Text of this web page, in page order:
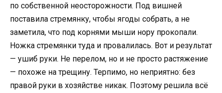
по собственной неосторожности. Под вишней
поставила стремянку, чтобы ягоды собрать, а не
заметила, что под корнями мыши нору прокопали.
Ножка стремянки туда и провалилась. Вот и результат
— ушиб руки. Не перелом, но и не просто растяжение
— похоже на трещину. Терпимо, но неприятно: без
правой руки в хозяйстве никак. Поэтому решила всё